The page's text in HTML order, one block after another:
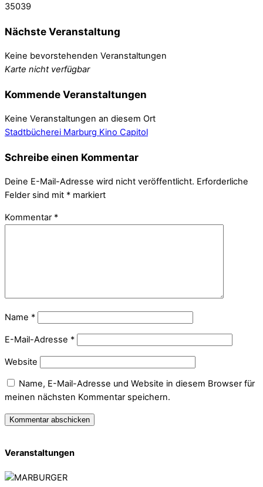
35039
Nächste Veranstaltung
Keine bevorstehenden Veranstaltungen
Karte nicht verfügbar
Kommende Veranstaltungen
Keine Veranstaltungen an diesem Ort
Stadtbücherei Marburg Kino Capitol
Schreibe einen Kommentar
Deine E-Mail-Adresse wird nicht veröffentlicht. Erforderliche
Felder sind mit * markiert
Kommentar *
Name *
E-Mail-Adresse *
Website
Name, E-Mail-Adresse und Website in diesem Browser für
meinen nächsten Kommentar speichern.
Veranstaltungen